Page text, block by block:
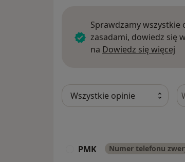
Sprawdzamy wszystkie
zasadami, dowiedz się
na Dowiedz się więcej
PMK Numer telefonu